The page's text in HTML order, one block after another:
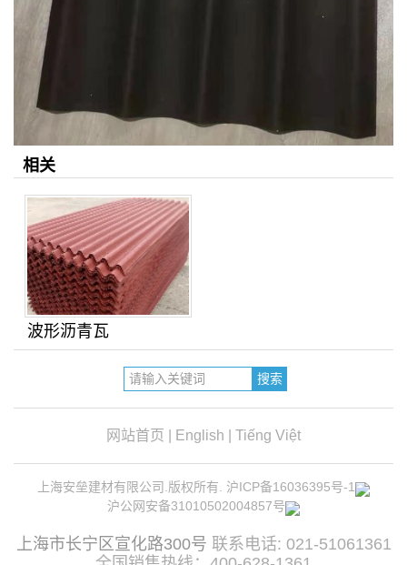
相关
波形沥青瓦
网站首页 English Tiếng Việt
上海安垒建材有限公司.版权所有. 沪ICP备16036395号-1
沪公网安备31010502004857号
上海市长宁区宣化路300号 联系电话: 021-51061361